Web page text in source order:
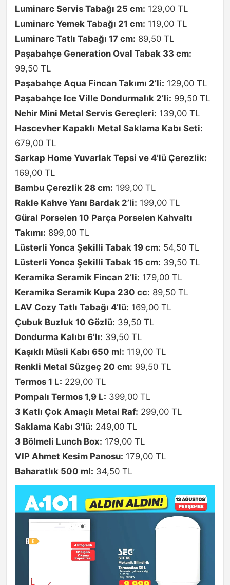
Luminarc Servis Tabağı 25 cm: 129,00 TL
Luminarc Yemek Tabağı 21 cm: 119,00 TL
Luminarc Tatlı Tabağı 17 cm: 89,50 TL
Paşabahçe Generation Oval Tabak 33 cm:
99,50 TL
Paşabahçe Aqua Fincan Takımı 2’li: 129,00 TL
Paşabahçe Ice Ville Dondurmalık 2’li: 99,50 TL
Nehir Mini Metal Servis Gereçleri: 139,00 TL
Hascevher Kapaklı Metal Saklama Kabı Seti:
679,00 TL
Sarkap Home Yuvarlak Tepsi ve 4’lü Çerezlik:
169,00 TL
Bambu Çerezlik 28 cm: 199,00 TL
Rakle Kahve Yanı Bardak 2’li: 199,00 TL
Güral Porselen 10 Parça Porselen Kahvaltı
Takımı: 899,00 TL
Lüsterli Yonca Şekilli Tabak 19 cm: 54,50 TL
Lüsterli Yonca Şekilli Tabak 15 cm: 39,50 TL
Keramika Seramik Fincan 2’li: 179,00 TL
Keramika Seramik Kupa 230 cc: 89,50 TL
LAV Cozy Tatlı Tabağı 4’lü: 169,00 TL
Çubuk Buzluk 10 Gözlü: 39,50 TL
Dondurma Kalıbı 6’lı: 39,50 TL
Kaşıklı Müsli Kabı 650 ml: 119,00 TL
Renkli Metal Süzgeç 20 cm: 99,50 TL
Termos 1 L: 229,00 TL
Pompalı Termos 1,9 L: 399,00 TL
3 Katlı Çok Amaçlı Metal Raf: 299,00 TL
Saklama Kabı 3’lü: 249,00 TL
3 Bölmeli Lunch Box: 179,00 TL
VIP Ahmet Kesim Panosu: 179,00 TL
Baharatlık 500 ml: 34,50 TL